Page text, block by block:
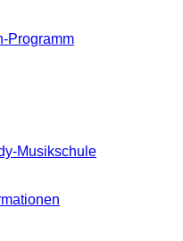
Programm
Musikschule